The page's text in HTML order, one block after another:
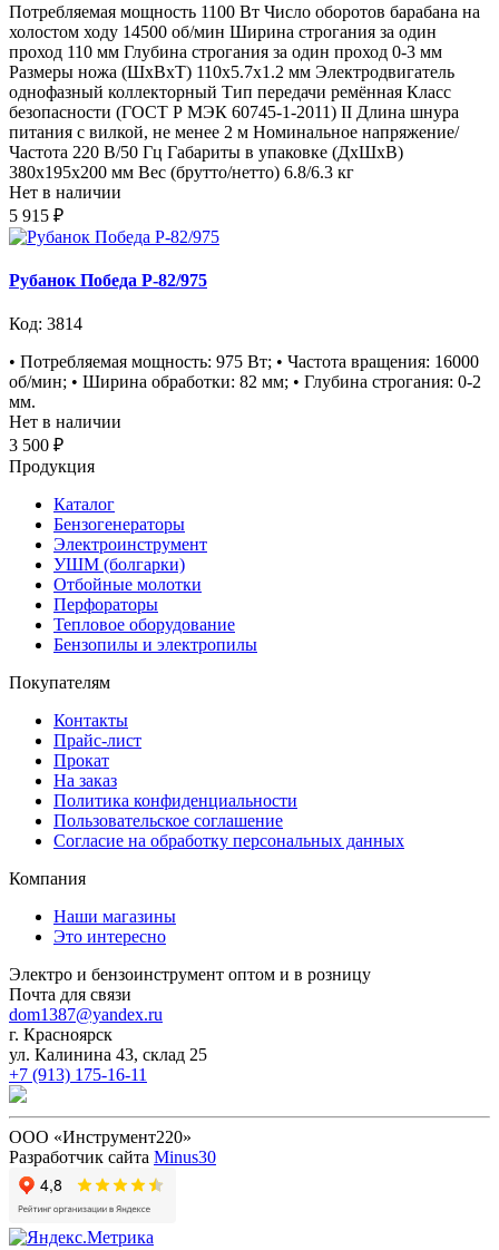
Потребляемая мощность 1100 Вт Число оборотов барабана на
холостом ходу 14500 об/мин Ширина строгания за один
проход 110 мм Глубина строгания за один проход 0-3 мм
Размеры ножа (ШхВхТ) 110х5.7х1.2 мм Электродвигатель
однофазный коллекторный Тип передачи ремённая Класс
безопасности (ГОСТ Р МЭК 60745-1-2011) II Длина шнура
питания с вилкой, не менее 2 м Номинальное напряжение/
Частота 220 В/50 Гц Габариты в упаковке (ДхШхВ)
380х195х200 мм Вес (брутто/нетто) 6.8/6.3 кг
Нет в наличии
5 915 ₽
Рубанок Победа Р-82/975
Код: 3814
• Потребляемая мощность: 975 Вт; • Частота вращения: 16000
об/мин; • Ширина обработки: 82 мм; • Глубина строгания: 0-2
мм.
Нет в наличии
3 500 ₽
Продукция
Каталог
Бензогенераторы
Электроинструмент
УШМ (болгарки)
Отбойные молотки
Перфораторы
Тепловое оборудование
Бензопилы и электропилы
Покупателям
Контакты
Прайс-лист
Прокат
На заказ
Политика конфиденциальности
Пользовательское соглашение
Согласие на обработку персональных данных
Компания
Наши магазины
Это интересно
Электро и бензоинструмент оптом и в розницу
Почта для связи
dom1387@yandex.ru
г. Красноярск
ул. Калинина 43, склад 25
+7 (913) 175-16-11
ООО «Инструмент220»
Разработчик сайта Minus30